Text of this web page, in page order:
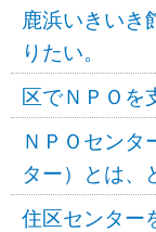
鹿浜いきいき
りたい。
区でＮＰＯを
ＮＰＯセンタ
ター）とは、
住区センター